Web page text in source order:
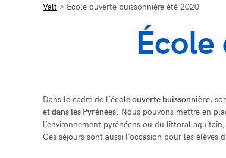
Valt > École ouverte buissonnière été 2020
Dans le cadre de l’école ouverte buissonnière,
et dans les Pyrénées. Nous pouvons mettre en
l’environnement pyrénéens ou du littoral
Ces séjours sont aussi l’occasion pour les